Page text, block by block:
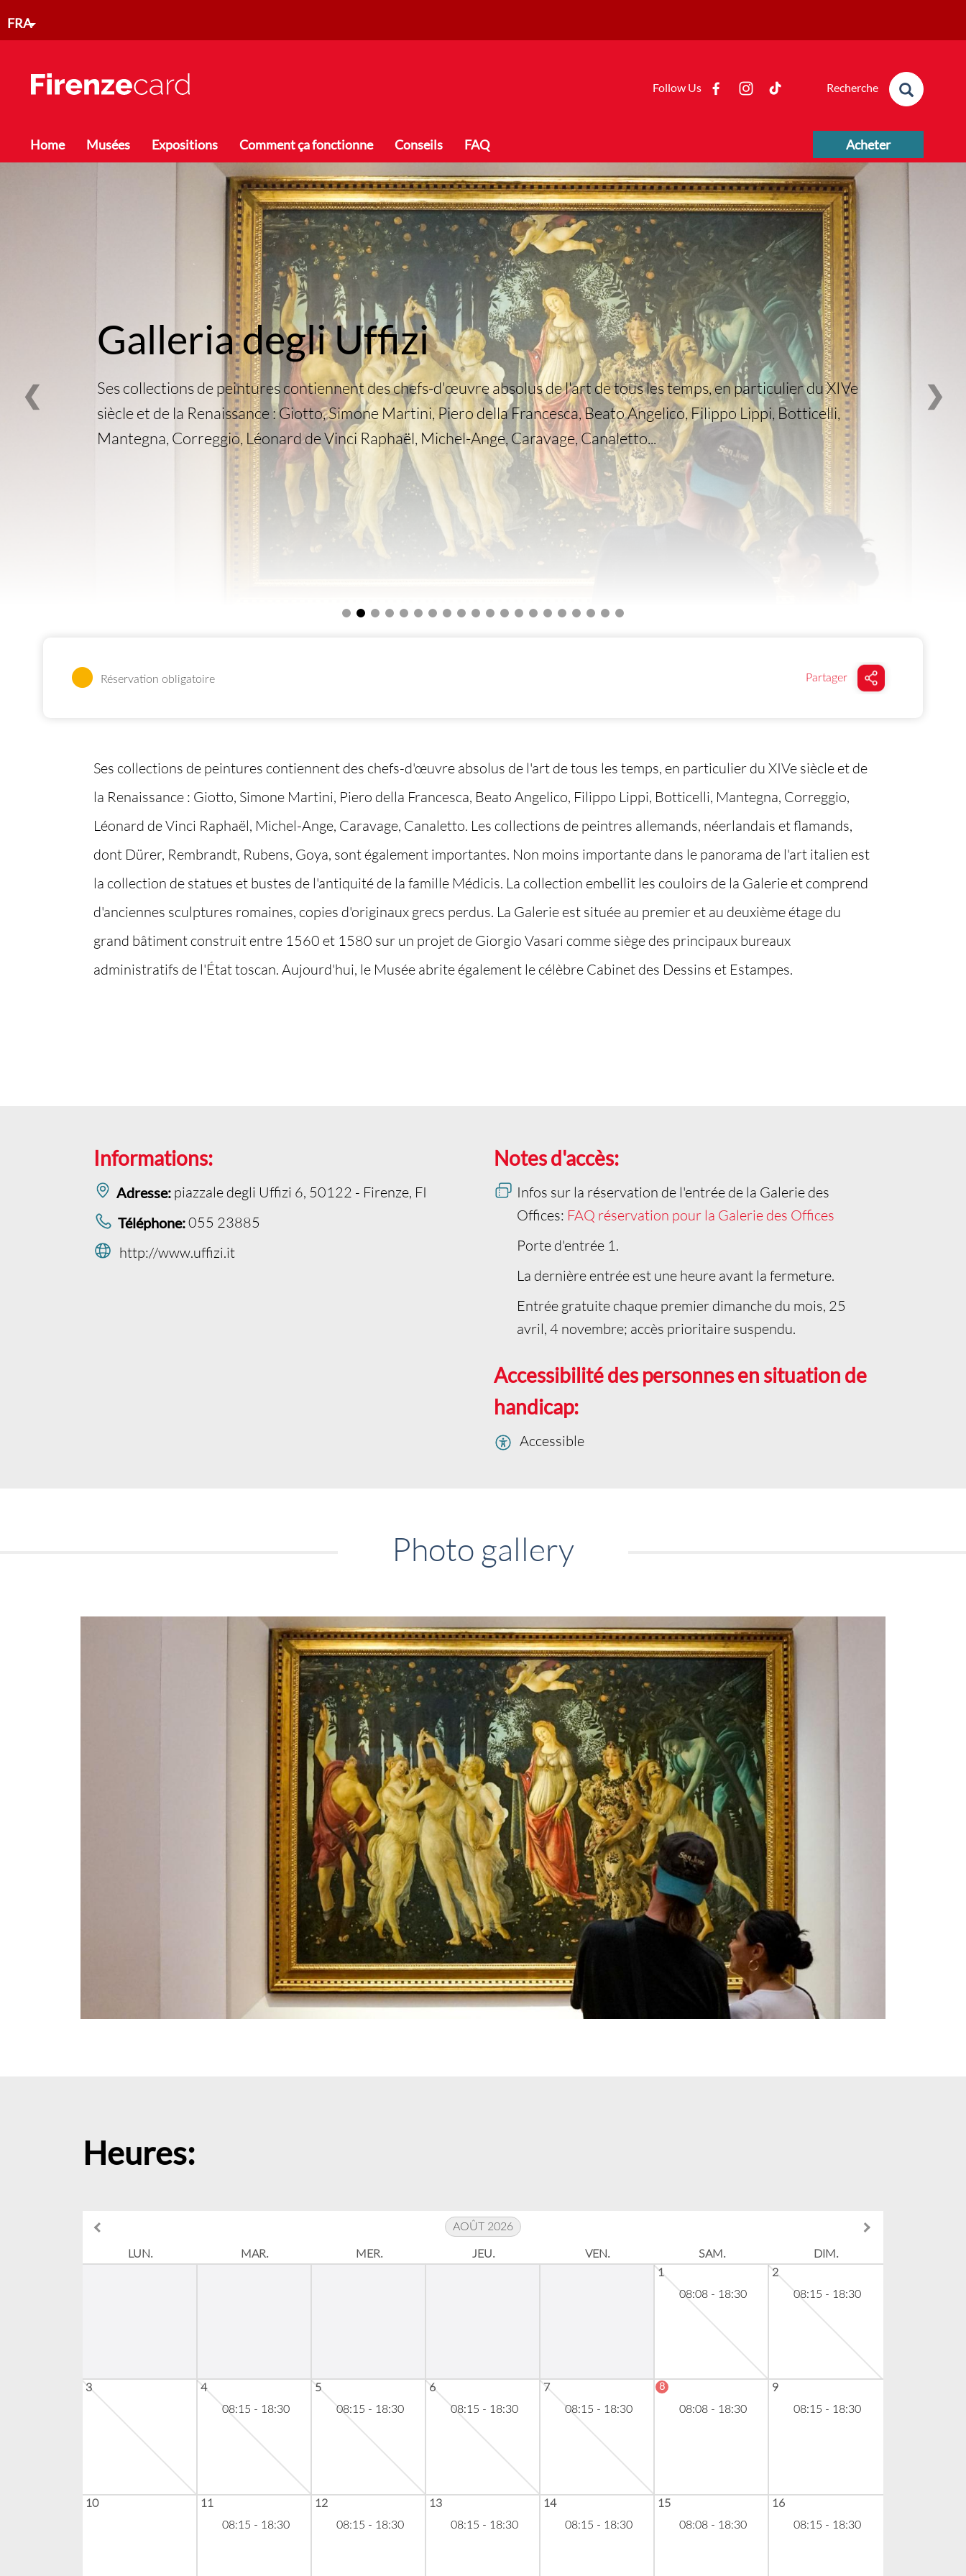
FRA
Toggle menu
Home Musées Expositions Comment ça fonctionne Conseils FAQ Acheter
Follow Us
Formulaire de
recherche
Recherche
Galleria degli Uffizi
Ses collections de peintures contiennent des chefs-d'œuvre absolus de l'art de tous les temps, en particulier du XIVe
siècle et de la Renaissance : Giotto, Simone Martini, Piero della Francesca, Beato Angelico, Filippo Lippi, Botticelli,
Mantegna, Correggio, Léonard de Vinci Raphaël, Michel-Ange, Caravage, Canaletto...
❮ ❯
Réservation obligatoire Partager
Ses collections de peintures contiennent des chefs-d'œuvre absolus de l'art de tous les temps, en particulier du XIVe siècle et de
la Renaissance : Giotto, Simone Martini, Piero della Francesca, Beato Angelico, Filippo Lippi, Botticelli, Mantegna, Correggio,
Léonard de Vinci Raphaël, Michel-Ange, Caravage, Canaletto. Les collections de peintres allemands, néerlandais et flamands,
dont Dürer, Rembrandt, Rubens, Goya, sont également importantes. Non moins importante dans le panorama de l'art italien est
la collection de statues et bustes de l'antiquité de la famille Médicis. La collection embellit les couloirs de la Galerie et comprend
d'anciennes sculptures romaines, copies d'originaux grecs perdus. La Galerie est située au premier et au deuxième étage du
grand bâtiment construit entre 1560 et 1580 sur un projet de Giorgio Vasari comme siège des principaux bureaux
administratifs de l'État toscan. Aujourd'hui, le Musée abrite également le célèbre Cabinet des Dessins et Estampes.
Informations:
Adresse: piazzale degli Uffizi 6, 50122 - Firenze, FI
Téléphone:055 23885
http://www.uffizi.it
Notes d'accès:
Infos sur la réservation de l'entrée de la Galerie des
Offices: FAQ réservation pour la Galerie des Offices
Porte d'entrée 1.
La dernière entrée est une heure avant la fermeture.
Entrée gratuite chaque premier dimanche du mois, 25
avril, 4 novembre; accès prioritaire suspendu.
Accessibilité des personnes en situation de
handicap:
Accessible
Photo gallery
Heures:
AOÛT 2026
LUN. MAR. MER. JEU. VEN. SAM.
DIM.
1
08:08 - 18:30
2
08:15 - 18:30
3
4
08:15 - 18:30
5
08:15 - 18:30
6
08:15 - 18:30
7
08:15 - 18:30
8
08:08 - 18:30
9
08:15 - 18:30
10
11
08:15 - 18:30
12
08:15 - 18:30
13
08:15 - 18:30
14
08:15 - 18:30
15
08:08 - 18:30
16
08:15 - 18:30